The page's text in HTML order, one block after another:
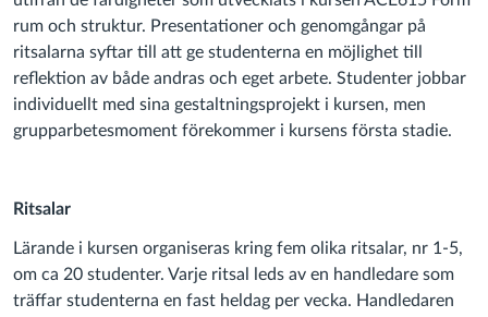
rum och struktur. Presentationer och genomgångar på
ritsalarna syftar till att ge studenterna en möjlighet till
reflektion av både andras och eget arbete. Studenter jobbar
individuellt med sina gestaltningsprojekt i kursen, men
grupparbetesmoment förekommer i kursens första stadie.
Ritsalar
Lärande i kursen organiseras kring fem olika ritsalar, nr 1-5,
om ca 20 studenter. Varje ritsal leds av en handledare som
träffar studenterna en fast heldag per vecka. Handledaren